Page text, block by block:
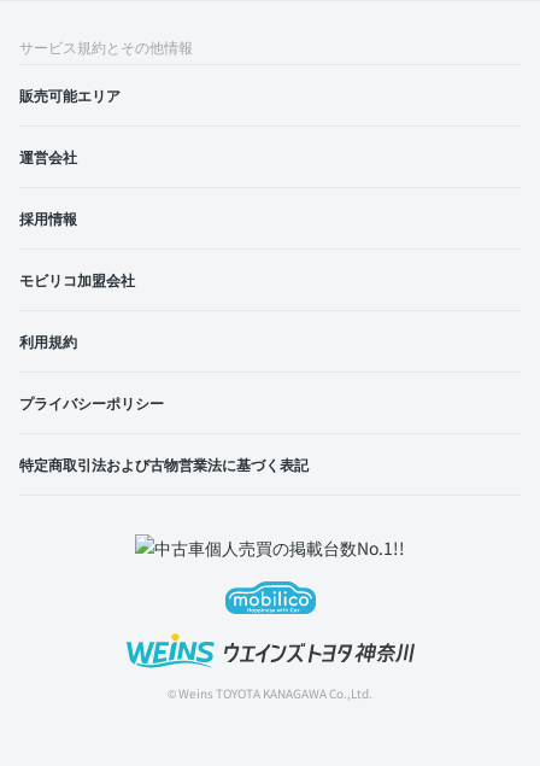
サービス規約とその他情報
販売可能エリア
運営会社
採用情報
モビリコ加盟会社
利用規約
プライバシーポリシー
特定商取引法および古物営業法に基づく表記
© Weins TOYOTA KANAGAWA Co.,Ltd.